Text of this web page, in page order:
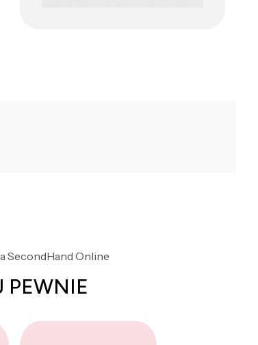
SecondHand Online
PEWNIE